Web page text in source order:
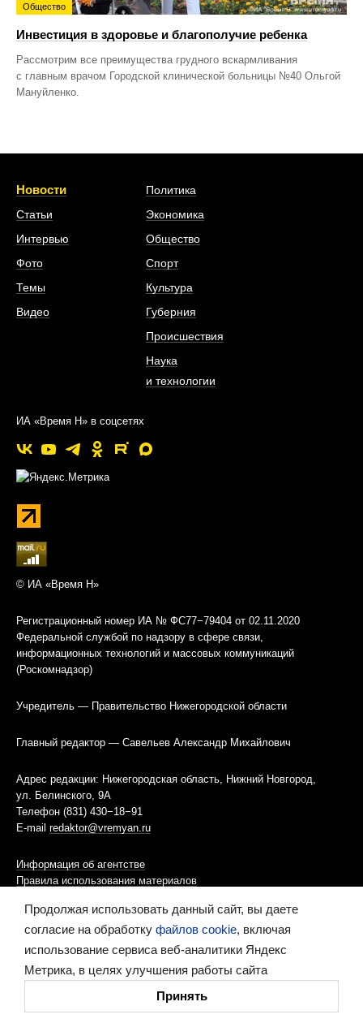
Общество
Инвестиция в здоровье и благополучие ребенка
Рассмотрим все преимущества грудного вскармливания
с главным врачом Городской клинической больницы №40 Ольгой
Мануйленко.
Новости
Статьи
Интервью
Фото
Темы
Видео
Политика
Экономика
Общество
Спорт
Культура
Губерния
Происшествия
Наука
и технологии
ИА «Время Н» в соцсетях
© ИА «Время Н»
Регистрационный номер ИА № ФС77−79404 от 02.11.2020
Федеральной службой по надзору в сфере связи,
информационных технологий и массовых коммуникаций
(Роскомнадзор)
Учредитель — Правительство Нижегородской области
Главный редактор — Савельев Александр Михайлович
Адрес редакции: Нижегородская область, Нижний Новгород,
ул. Белинского, 9А
Телефон (831) 430−18−91
E-mail redaktor@vremyan.ru
Информация об агентстве
Правила использования материалов
Информационная политика использования «cookies»-файлов
Ресурс содержит материалы 16+
Продолжая использовать данный сайт, вы даете
согласие на обработку файлов cookie, включая
использование сервиса веб-аналитики Яндекс
Метрика, в целях улучшения работы сайта
Принять